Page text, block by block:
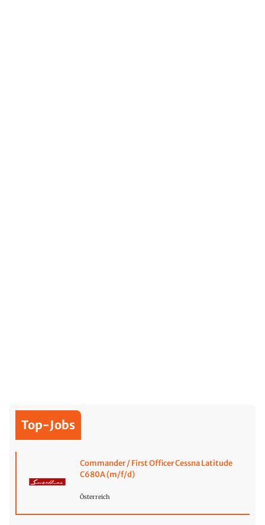
Top-Jobs
Commander / First Officer Cessna Latitude
C680A (m/f/d)
Österreich